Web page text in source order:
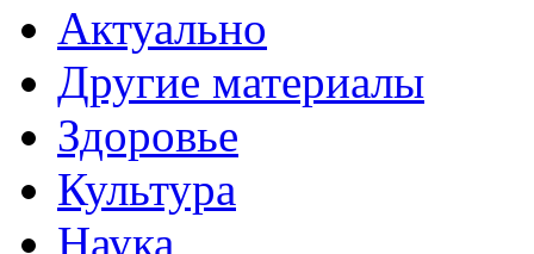
Актуально
Другие материалы
Здоровье
Культура
Наука